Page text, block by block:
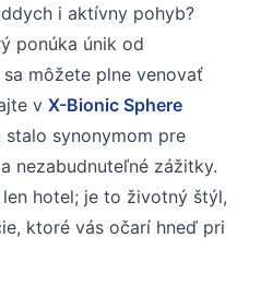
i aktívny pohyb?
ponúka únik od
môžete plne venovať
v X-Bionic Sphere
stalo synonymom pre
a nezabudnuteľné zážitky.
hotel; je to životný štýl,
ktoré vás očarí hneď pri